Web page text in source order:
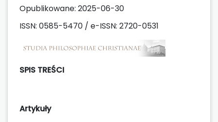
Opublikowane: 2025-06-30
ISSN: 0585-5470 / e-ISSN: 2720-0531
SPIS TREŚCI
Artykuły